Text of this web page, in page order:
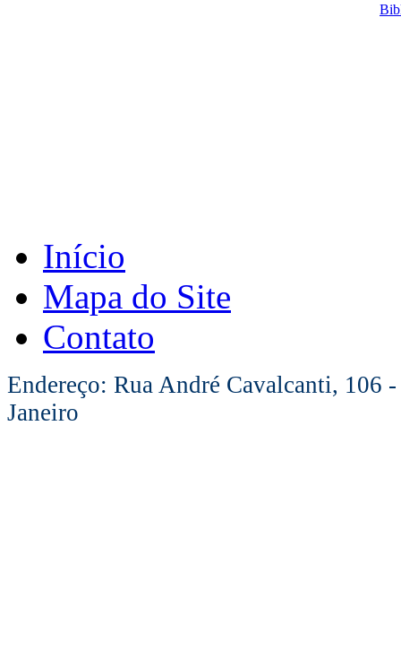
Início
Mapa do Site
Contato
Endereço: Rua André Cavalcanti, 106
Janeiro